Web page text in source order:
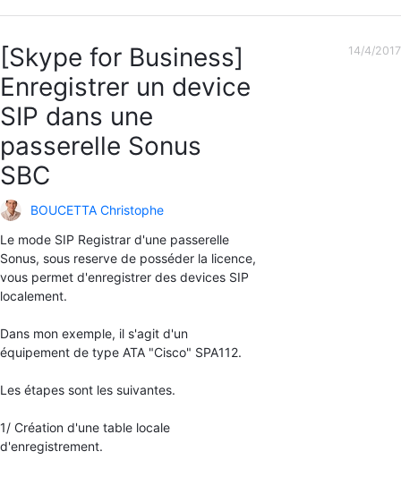
[Skype for Business]
Enregistrer un device
SIP dans une
passerelle Sonus
SBC
BOUCETTA Christophe
Le mode SIP Registrar d'une passerelle
Sonus, sous reserve de posséder la licence,
vous permet d'enregistrer des devices SIP
localement.
Dans mon exemple, il s'agit d'un
équipement de type ATA "Cisco" SPA112.
Les étapes sont les suivantes.
1/ Création d'une table locale
d'enregistrement.
14/4/2017